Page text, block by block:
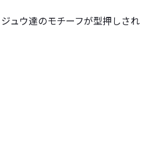
ュウ達のモチーフが型押しされ